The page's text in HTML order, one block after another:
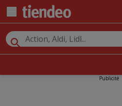
Publicité